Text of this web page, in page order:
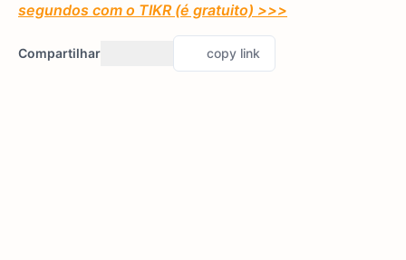
segundos com o TIKR (é gratuito) >>>
Compartilhar copy link